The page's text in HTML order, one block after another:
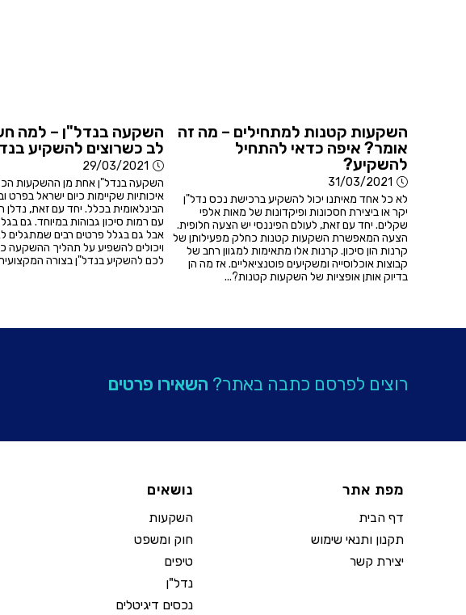
השקעות קטנות למתחילים – מה זה
אומר? איפה כדאי להתחיל
להשקיע?
31/03/2021
לא כל אחד מאיתנו יכול להשקיע ברכישת נכס נדל"ן
יקר או ביצירת חסכונות ופיקדונות של מאות אלפי
שקלים. יחד עם זאת, לעולם הפיננסי יש הצעה חלופית.
הצעה המאפשרת השקעות קטנות כחלק מפעילותן של
קרנות הון סיכון. קרנות אלו מתאימות למגוון רחב של
קבוצות אוכלוסייה ומשקיעים פוטנציאליים. אז מה הן
בדיוק אותן אופציות של השקעות קטנות?...
השקעה בנדל"ן – למה
לב כשרוצים להשקיע
29/03/2021
השקעה בנדל"ן אחת מן ההשקעות הכי
איכותיות שקיימות כיום ישראל בפרט
הבינלאומית בכלל. יחד עם זאת, נדלן
עם רמות סיכון גבוהות במיוחד. גם
אבל גם בגלל פרטים רבים שמתגלים
ויכולים להשפיע על תהליך ההשקעה
לכם להשקיע בנדל"ן בצורה
רוצים לפרסם כתבה באתר? השאירו פרטים
מפת אתר
דף הבית
תקנון ותנאי שימוש
יצירת קשר
נושאים
השקעות
חוק ומשפט
טיפים
נדל"ן
נכסים דיגיטלים